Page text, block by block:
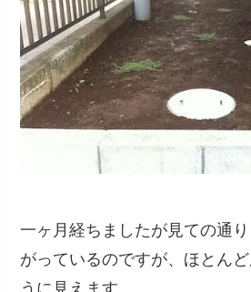
一ヶ月経ちましたが見ての通
がっているのですが、ほとん
うに見えます。